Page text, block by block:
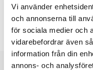
Vi använder
och annonserna till
för sociala medier och
vidarebefordrar även
information från din
annons- och
INFO INNAN